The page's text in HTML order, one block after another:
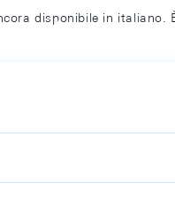
disponibile in italiano.